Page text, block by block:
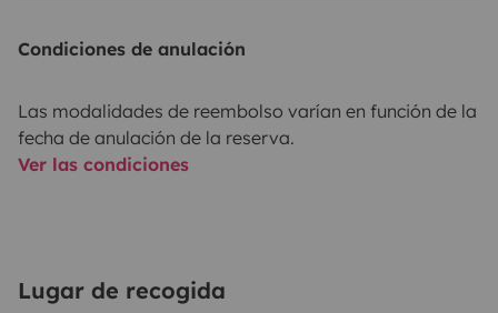
Condiciones de anulación
Las modalidades de reembolso varían en función de la
fecha de anulación de la reserva.
Ver las condiciones
Lugar de recogida